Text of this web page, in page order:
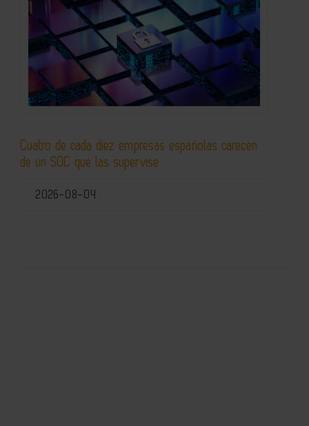
Cuatro de cada diez empresas españolas carecen
de un SOC que las supervise
2026-08-04